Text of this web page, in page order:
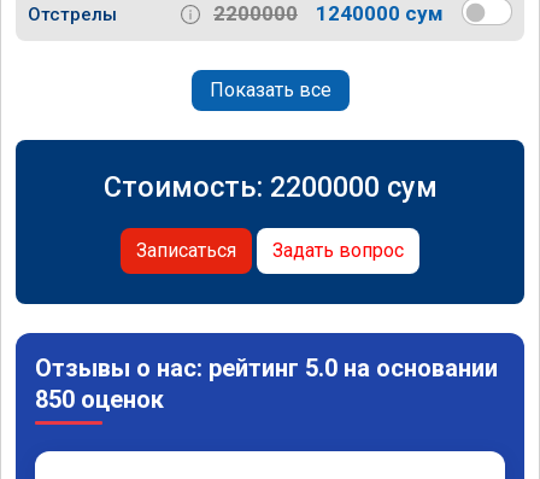
Отстрелы 2200000 1240000 сум
Показать все
Стоимость: 2200000 сум
Записаться Задать вопрос
Отзывы о нас: рейтинг 5.0 на основании
850 оценок